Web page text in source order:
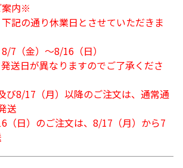
案内※
記の通り休業日とさせていただきま
7（金）～8/16（日）
送日が異なりますのでご了承くださ
び8/17（月）以降のご注文は、通常通
送
（日）のご注文は、8/17（月）から7